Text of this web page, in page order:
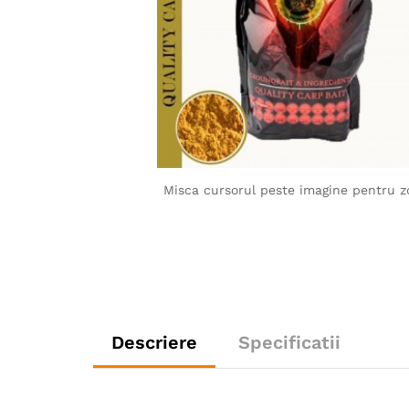
Misca cursorul peste imagine pentru
Descriere Specificatii